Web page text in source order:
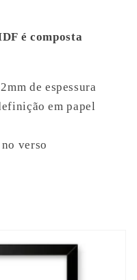
é composta
de espessura
em papel
verso